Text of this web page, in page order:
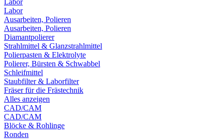
Labor
Labor
Ausarbeiten, Polieren
Ausarbeiten, Polieren
Diamantpolierer
Strahlmittel & Glanzstrahlmittel
Polierpasten & Elektrolyte
Polierer, Bürsten & Schwabbel
Schleifmittel
Staubfilter & Laborfilter
Fräser für die Frästechnik
Alles anzeigen
CAD/CAM
CAD/CAM
Blöcke & Rohlinge
Ronden